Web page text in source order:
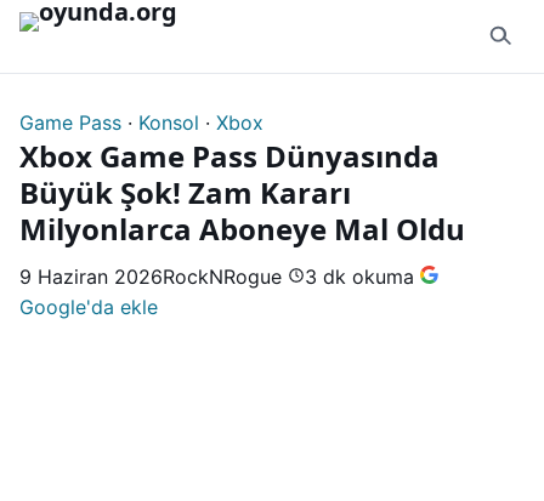
İçeriğe geç
Game Pass · Konsol · Xbox
Xbox Game Pass Dünyasında
Büyük Şok! Zam Kararı
Milyonlarca Aboneye Mal Oldu
9 Haziran 2026RockNRogue
3 dk okuma
Google'da ekle